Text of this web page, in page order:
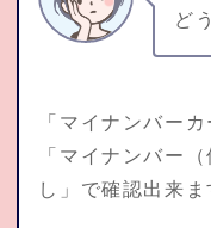
ど
「マイナンバー
「マイナンバー
し」で確認出来ま